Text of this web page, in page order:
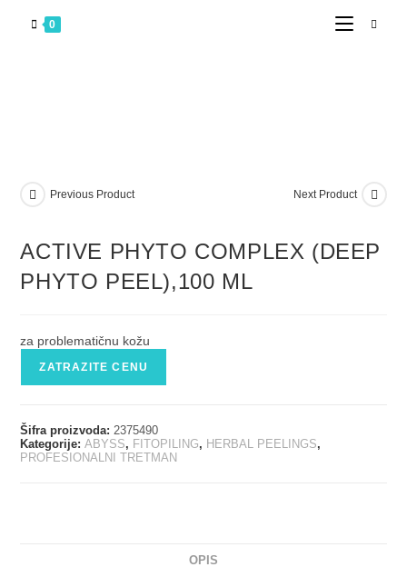
0
Previous Product Next Product
ACTIVE PHYTO COMPLEX (DEEP
PHYTO PEEL),100 ML
za problematičnu kožu
ZATRAZITE CENU
Šifra proizvoda:2375490
Kategorije:ABYSS, FITOPILING, HERBAL PEELINGS,
PROFESIONALNI TRETMAN
OPIS